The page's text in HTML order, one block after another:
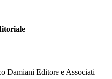
Damiani Editore e Associati